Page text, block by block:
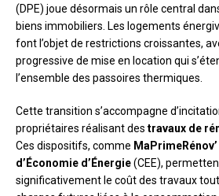
(DPE) joue désormais un rôle central
biens immobiliers. Les logements
font l’objet de restrictions croissantes,
progressive de mise en location qui
l’ensemble des passoires thermiques.
Cette transition s’accompagne
propriétaires réalisant des travaux de
Ces dispositifs, comme MaPrimeRénov’
d’Économie d’Énergie(CEE),
significativement le coût des travaux